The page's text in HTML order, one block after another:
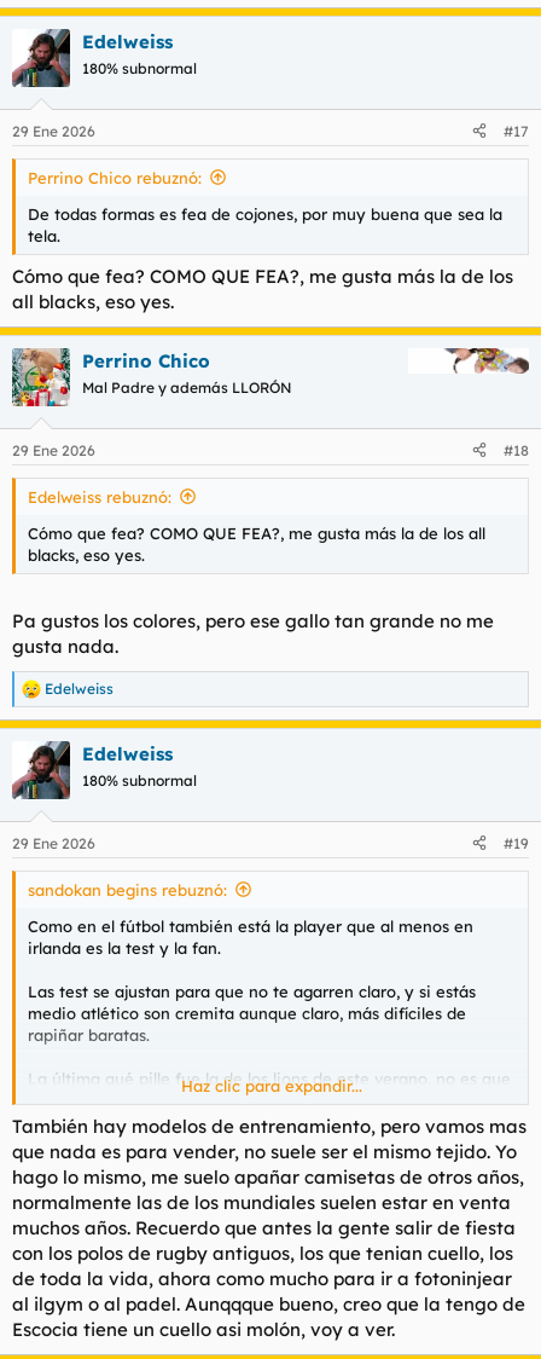
Edelweiss
180% subnormal
29 Ene 2026 #17
Perrino Chico rebuznó:
De todas formas es fea de cojones, por muy buena que sea la
tela.
Cómo que fea? COMO QUE FEA?, me gusta más la de los
all blacks, eso yes.
Perrino Chico
Mal Padre y además LLORÓN
29 Ene 2026 #18
Edelweiss rebuznó:
Cómo que fea? COMO QUE FEA?, me gusta más la de los all
blacks, eso yes.
Pa gustos los colores, pero ese gallo tan grande no me
gusta nada.
R
e
a
c
i
e
s
Edelweiss
Edelweiss
180% subnormal
29 Ene 2026 #19
sandokan begins rebuznó:
Como en el fútbol también está la player que al menos en
irlanda es la test y la fan.
Las test se ajustan para que no te agarren claro, y si estás
medio atlético son cremita aunque claro, más difíciles de
rapiñar baratas.
La última qué pille fue la de los lions de este verano, no es que
aquí se identifiquen mucho pero aparte de escudo guarro está
bastante bien y era Canterbury.
Haz clic para expandir...
También hay modelos de entrenamiento, pero vamos mas
que nada es para vender, no suele ser el mismo tejido. Yo
hago lo mismo, me suelo apañar camisetas de otros años,
normalmente las de los mundiales suelen estar en venta
muchos años. Recuerdo que antes la gente salir de fiesta
con los polos de rugby antiguos, los que tenian cuello, los
de toda la vida, ahora como mucho para ir a fotoninjear
al ilgym o al padel. Aunqqque bueno, creo que la tengo de
Escocia tiene un cuello asi molón, voy a ver.